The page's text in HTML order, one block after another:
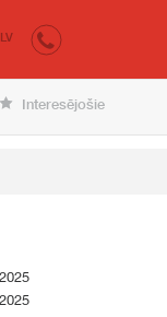
LV
Interesējošie